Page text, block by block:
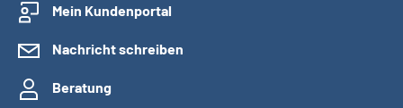
Mein Kundenportal
Nachricht schreiben
Beratung